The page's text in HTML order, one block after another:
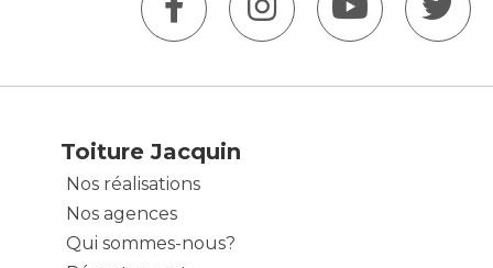
Toiture Jacquin
Nos réalisations
Nos agences
Qui sommes-nous?